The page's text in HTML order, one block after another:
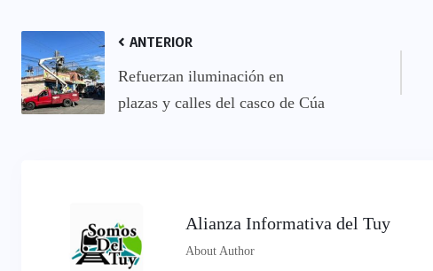
ANTERIOR
Refuerzan iluminación en
plazas y calles del casco de Cúa
Alianza Informativa del Tuy
About Author